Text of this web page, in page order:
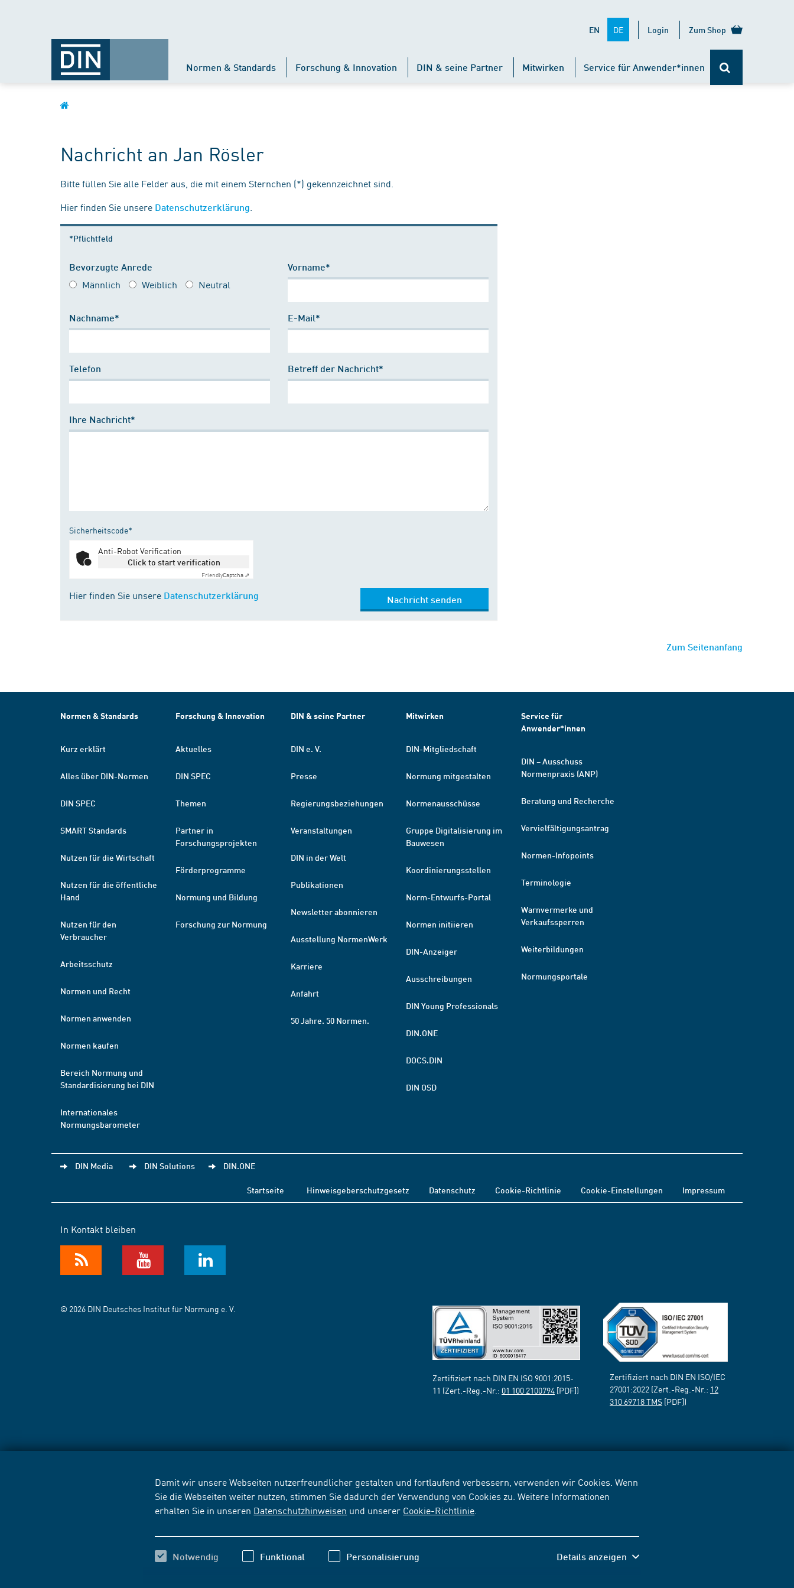
Damit wir unsere Webseiten nutzerfreundlicher gestalten und fortlaufend verbessern, verwenden wir Cookies. Wenn
Sie die Webseiten weiter nutzen, stimmen Sie dadurch der Verwendung von Cookies zu. Weitere Informationen
erhalten Sie in unseren Datenschutzhinweisen und unserer Cookie-Richtlinie
Notwendig Funktional Personalisierung Details anzeigen
EN DE Login Zum Shop
Normen & Standards Forschung & Innovation DIN & seine Partner Mitwirken Service für Anwender*innen
Nachricht an Jan Rösler
Bitte füllen Sie alle Felder aus, die mit einem Sternchen (*) gekennzeichnet sind.
Hier finden Sie unsere Datenschutzerklärung
*Pflichtfeld
Bevorzugte Anrede
Männlich Weiblich Neutral
Vorname*
Nachname* E-Mail*
Telefon Betreff der Nachricht*
Ihre Nachricht*
Sicherheitscode*
Anti-Robot Verification
Click to start verification
FriendlyCaptcha ⇗
Hier finden Sie unsere Datenschutzerklärung Nachricht senden
Zum Seitenanfang
Normen & Standards
Kurz erklärt
Alles über DIN-Normen
DIN SPEC
SMART Standards
Nutzen für die Wirtschaft
Nutzen für die öffentliche
Hand
Nutzen für den
Verbraucher
Arbeitsschutz
Normen und Recht
Normen anwenden
Normen kaufen
Bereich Normung und
Standardisierung bei DIN
Internationales
Normungsbarometer
Forschung & Innovation
Aktuelles
DIN SPEC
Themen
Partner in
Forschungsprojekten
Förderprogramme
Normung und Bildung
Forschung zur Normung
DIN & seine Partner
DIN e. V.
Presse
Regierungsbeziehungen
Veranstaltungen
DIN in der Welt
Publikationen
Newsletter abonnieren
Ausstellung NormenWerk
Karriere
Anfahrt
50 Jahre. 50 Normen.
Mitwirken
DIN-Mitgliedschaft
Normung mitgestalten
Normenausschüsse
Gruppe Digitalisierung im
Bauwesen
Koordinierungsstellen
Norm-Entwurfs-Portal
Normen initiieren
DIN-Anzeiger
Ausschreibungen
DIN Young Professionals
DIN.ONE
DOCS.DIN
DIN OSD
Service für
Anwender*innen
DIN – Ausschuss
Normenpraxis (ANP)
Beratung und Recherche
Vervielfältigungsantrag
Normen-Infopoints
Terminologie
Warnvermerke und
Verkaufssperren
Weiterbildungen
Normungsportale
DIN Media DIN Solutions DIN.ONE
Startseite Hinweisgeberschutzgesetz Datenschutz Cookie-Richtlinie Cookie-Einstellungen Impressum
In Kontakt bleiben
© 2026 DIN Deutsches Institut für Normung e. V.
Zertifiziert nach DIN EN ISO 9001:2015-
11 (Zert.-Reg.-Nr.: 01 100 2100794 [PDF])
Zertifiziert nach DIN EN ISO/IEC
27001:2022 (Zert.-Reg.-Nr.: 12
310 69718 TMS [PDF])